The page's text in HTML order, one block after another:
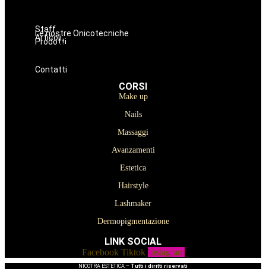
Staff
Le nostre Onicotecniche
Articoli
ProdottiOniconails
Prodotti per ricostruzione unghie
Contatti
CORSI
Make up
Nails
Massaggi
Avanzamenti
Estetica
Hairstyle
Lashmaker
Dermopigmentazione
LINK SOCIAL
Facebook Tiktok Instagram
NICOTRA ESTETICA – Tutti i diritti riservati